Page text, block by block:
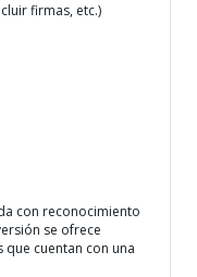
firmas, etc.)
con reconocimiento
se ofrece
cuentan con una